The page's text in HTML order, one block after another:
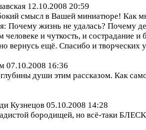
12.10.2008 20:59
смысл в Вашей миниатюре! Как
Почему жизнь не удалась? Почему
человеке и чуткость, и сострадание
вернусь ещё. Спасибо и творческих
07.10.2008 16:36
души этим рассказом. Как
Кузнецов 05.10.2008 14:28
бородищей, но всё-таки